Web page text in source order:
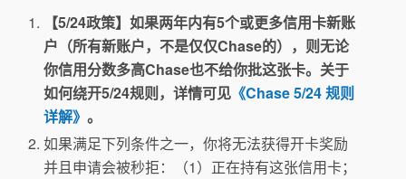
【5/24政策】如果两年内有5个或更多信用卡新账
户（所有新账户，不是仅仅Chase的），则无论
你信用分数多高Chase也不给你批这张卡。关于
如何绕开5/24规则，详情可见 《Chase 5/24 规则
详解》。
如果满足下列条件之一，你将无法获得开卡奖励
并且申请会被秒拒：（1）正在持有这张信用卡；